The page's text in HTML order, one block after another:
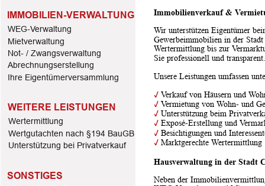
IMMOBILIEN-VERWALTUNG
WEG-Verwaltung
Mietverwaltung
Not- / Zwangsverwaltung
Abrechnungserstellung
Ihre Eigentümerversammlung
WEITERE LEISTUNGEN
Wertermittlung
Wertgutachten nach §194 BauGB
Unterstützung bei Privatverkauf
SONSTIGES
Immobilienverkauf &
Wir unterstützen Eigentümer
Gewerbeimmobilien in der
Wertermittlung bis zur
Sie professionell und transparent.
Unsere Leistungen umfassen
✓ Verkauf von Häusern und
✓ Vermietung von Wohn- und
✓ Unterstützung beim
✓ Exposé-Erstellung und
✓ Besichtigungen und
✓ Marktgerechte Wertermittlung
Hausverwaltung in der Stadt
Neben der